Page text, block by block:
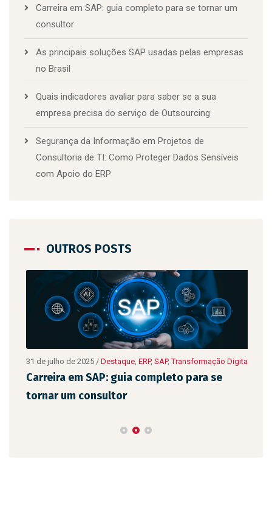
Carreira em SAP: guia completo para se tornar um
consultor
As principais soluções SAP usadas pelas empresas
no Brasil
Quais indicadores avaliar para saber se a sua
empresa precisa do serviço de Outsourcing
Segurança da Informação em Projetos de
Consultoria de TI: Como Proteger Dados Sensíveis
com Apoio do ERP
OUTROS POSTS
31 de julho de 2025/ Destaque, ERP, SAP, Transformação Digital
Carreira em SAP: guia completo para se
tornar um consultor